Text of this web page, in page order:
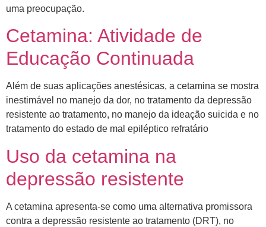
uma preocupação.
Cetamina: Atividade de
Educação Continuada
Além de suas aplicações anestésicas, a cetamina se mostra
inestimável no manejo da dor, no tratamento da depressão
resistente ao tratamento, no manejo da ideação suicida e no
tratamento do estado de mal epiléptico refratário
Uso da cetamina na
depressão resistente
A cetamina apresenta-se como uma alternativa promissora
contra a depressão resistente ao tratamento (DRT), no